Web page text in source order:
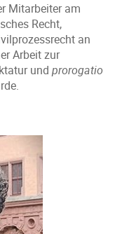
Mitarbeiter am
Recht,
an
Arbeit zur
und prorogatio